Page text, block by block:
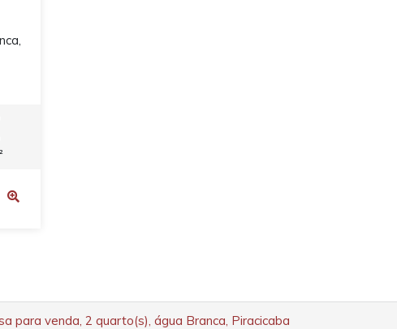
para venda, 2 quarto(s), água Branca, Piracicaba